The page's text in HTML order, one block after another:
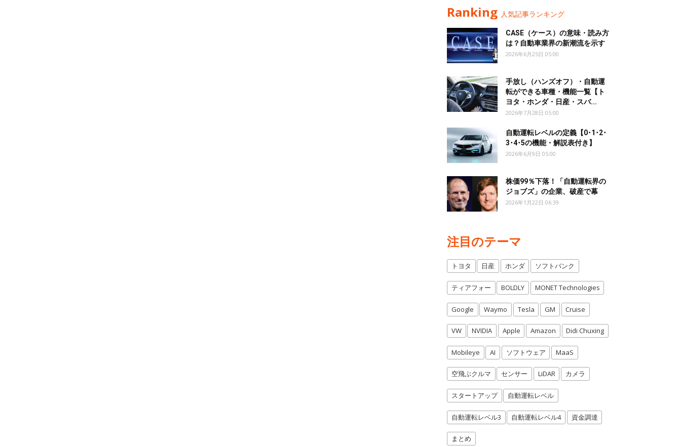
Ranking 人気記事ランキング
CASE（ケース）の意味・読み方
は？自動車業界の新潮流を示す
2026年6月25日 05:00
手放し（ハンズオフ）・自動運
転ができる車種・機能一覧【ト
ヨタ・ホンダ・日産・スバ...
2026年7月28日 05:00
自動運転レベルの定義【0･1･2･
3･4･5の機能・解説表付き】
2026年6月9日 05:00
株価99％下落！「自動運転界の
ジョブズ」の企業、破産で幕
2026年1月22日 06:39
注目のテーマ
トヨタ 日産 ホンダ ソフトバンク
ティアフォー BOLDLY MONET Technologies
Google Waymo Tesla GM Cruise
VW NVIDIA Apple Amazon Didi Chuxing
Mobileye AI ソフトウェア MaaS
空飛ぶクルマ センサー LiDAR カメラ
スタートアップ 自動運転レベル
自動運転レベル3 自動運転レベル4 資金調達
まとめ